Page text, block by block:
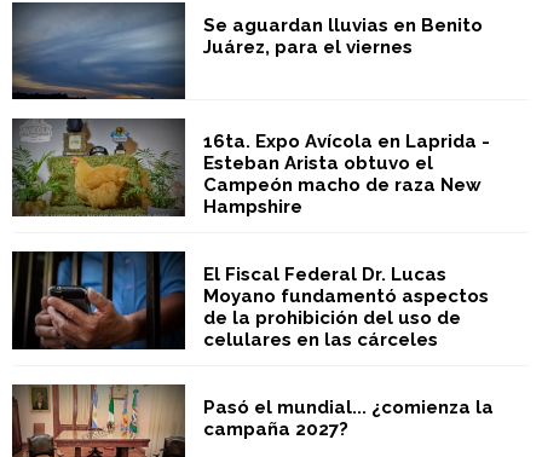
Se aguardan lluvias en Benito
Juárez, para el viernes
16ta. Expo Avícola en Laprida -
Esteban Arista obtuvo el
Campeón macho de raza New
Hampshire
El Fiscal Federal Dr. Lucas
Moyano fundamentó aspectos
de la prohibición del uso de
celulares en las cárceles
Pasó el mundial... ¿comienza la
campaña 2027?